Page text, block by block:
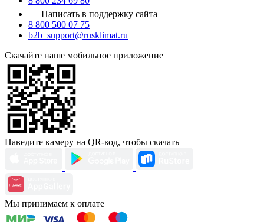
Написать в поддержку сайта
8 800 500 07 75
b2b_support@rusklimat.ru
Скачайте наше мобильное приложение
Наведите камеру на QR-код, чтобы скачать
Мы принимаем к оплате